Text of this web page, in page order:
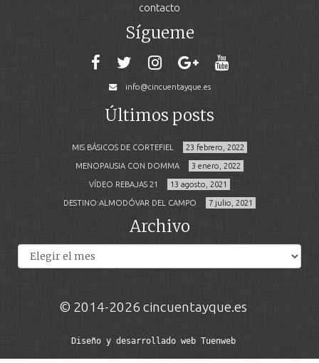
contacto
Sígueme
info@cincuentayque.es
Últimos posts
MIS BÁSICOS DE CORTEFIEL 23 febrero, 2022
MENOPAUSIA CON DOMMA 3 enero, 2022
VÍDEO REBAJAS 21 13 agosto, 2021
DESTINO:ALMODÓVAR DEL CAMPO 7 julio, 2021
Archivo
© 2014-2026 cincuentayque.es
Diseño y desarrollado web Tuenweb